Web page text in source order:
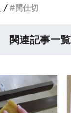
間仕切
関連記事一覧